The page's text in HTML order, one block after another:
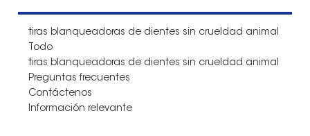
tiras blanqueadoras de dientes sin crueldad animal
Todo
tiras blanqueadoras de dientes sin crueldad animal
Preguntas frecuentes
Contáctenos
Información relevante